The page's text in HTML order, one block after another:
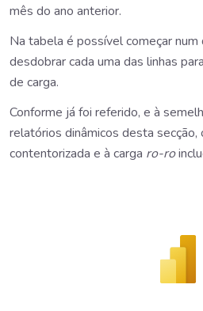
mês do ano anterior.
Na tabela é possível começar
desdobrar cada uma das linhas
de carga.
Conforme já foi referido, e à
relatórios dinâmicos desta
contentorizada e à carga ro-ro